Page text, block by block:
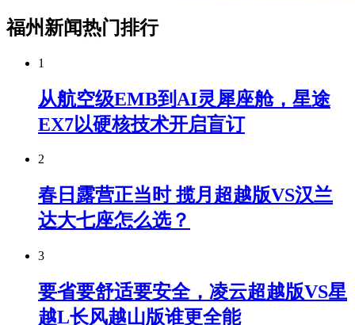
福州新闻热门排行
1
从航空级EMB到AI灵犀座舱，星途
EX7以硬核技术开启盲订
2
春日露营正当时 揽月超越版VS汉兰
达大七座怎么选？
3
要省要舒适要安全，凌云超越版VS星
越L长风越山版谁更全能